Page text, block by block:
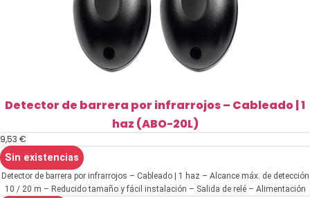
Detector de barrera por infrarrojos – Cableado | 1
haz (ABO-20L)
9,53 €
Sin existencias
Detector de barrera por infrarrojos – Cableado | 1 haz – Alcance máx. de detección
10 / 20 m – Reducido tamaño y fácil instalación – Salida de relé – Alimentación